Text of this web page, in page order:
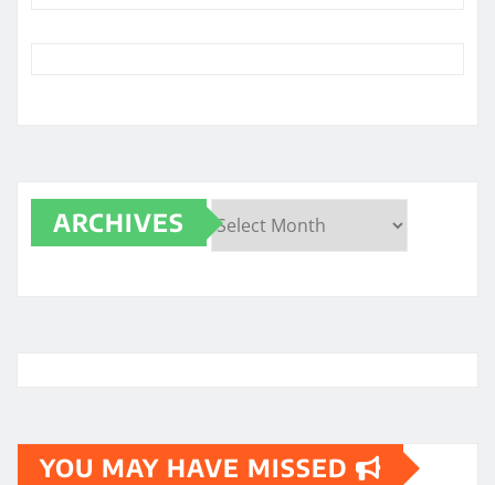
ARCHIVES
YOU MAY HAVE MISSED